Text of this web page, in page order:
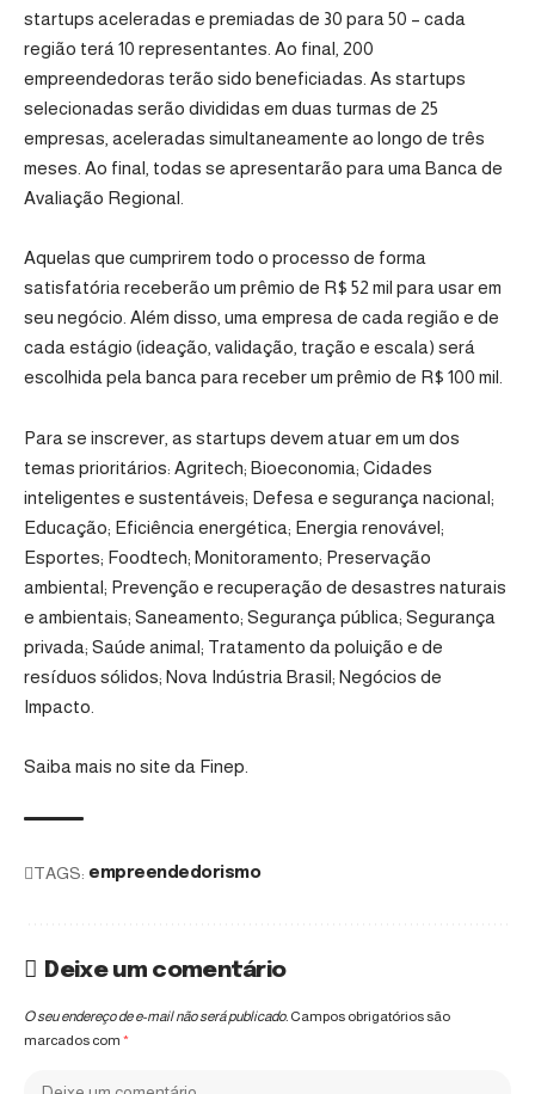
startups aceleradas e premiadas de 30 para 50 – cada
região terá 10 representantes. Ao final, 200
empreendedoras terão sido beneficiadas. As startups
selecionadas serão divididas em duas turmas de 25
empresas, aceleradas simultaneamente ao longo de três
meses. Ao final, todas se apresentarão para uma Banca de
Avaliação Regional.
Aquelas que cumprirem todo o processo de forma
satisfatória receberão um prêmio de R$ 52 mil para usar em
seu negócio. Além disso, uma empresa de cada região e de
cada estágio (ideação, validação, tração e escala) será
escolhida pela banca para receber um prêmio de R$ 100 mil.
Para se inscrever, as startups devem atuar em um dos
temas prioritários: Agritech; Bioeconomia; Cidades
inteligentes e sustentáveis; Defesa e segurança nacional;
Educação; Eficiência energética; Energia renovável;
Esportes; Foodtech; Monitoramento; Preservação
ambiental; Prevenção e recuperação de desastres naturais
e ambientais; Saneamento; Segurança pública; Segurança
privada; Saúde animal; Tratamento da poluição e de
resíduos sólidos; Nova Indústria Brasil; Negócios de
Impacto.
Saiba mais no site da Finep.
TAGS: empreendedorismo
Deixe um comentário
O seu endereço de e-mail não será publicado. Campos obrigatórios são
marcados com *